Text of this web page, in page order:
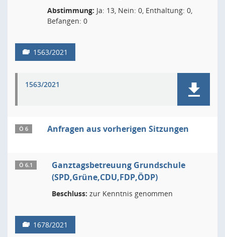
Abstimmung: Ja: 13, Nein: 0, Enthaltung: 0,
Befangen: 0
1563/2021
1563/2021
Ö 6 Anfragen aus vorherigen Sitzungen
Ö 6.1
Ganztagsbetreuung Grundschule
(SPD,Grüne,CDU,FDP,ÖDP)
Beschluss: zur Kenntnis genommen
1678/2021